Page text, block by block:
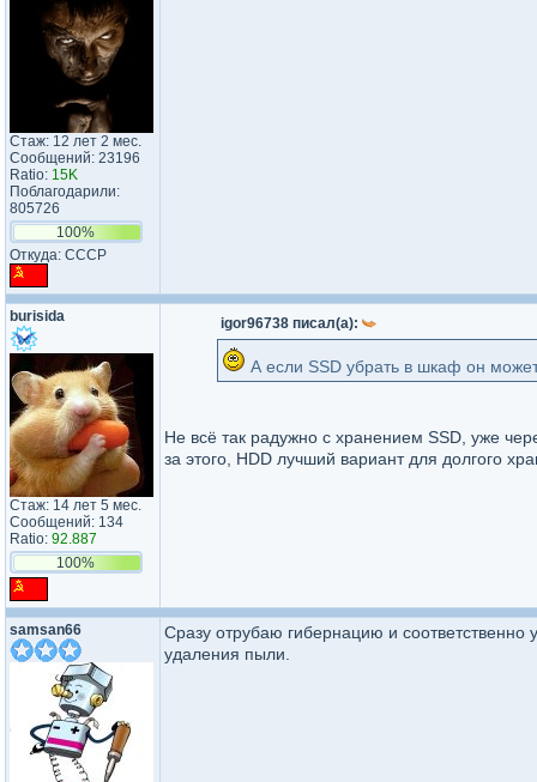
Стаж: 12 лет 2 мес.
Сообщений: 23196
Ratio: 15K
Поблагодарили:
805726
100%
Откуда: CCCP
burisida
Стаж: 14 лет 5 мес.
Сообщений: 134
Ratio: 92.887
100%
igor96738 писал(а):
А если SSD убрать в шкаф он
Не всё так радужно с хранением SSD, уже
за этого, HDD лучший вариант для долгого
samsan66
Сразу отрубаю гибернацию и
удаления пыли.